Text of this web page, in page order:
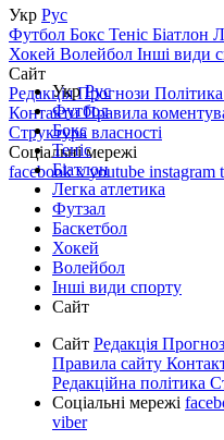
Укр Рус
Футбол Бокс Теніс Біатлон
Хокей Волейбол Інші види
Сайт
РедакціяПрогнози
КонтактиПравила
Структура власності
Соціальні мережі
facebookxyoutube instagram
УкрРус
Футбол
Бокс
Теніс
Біатлон
Легка атлетика
Футзал
Баскетбол
Хокей
Волейбол
Інші види спорту
Сайт
Сайт Редакція
Правила сайту
Редакційна політика
Соціальні мережі
viber